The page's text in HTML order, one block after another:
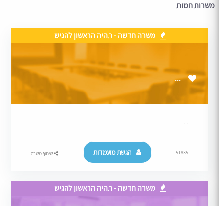
משרות חמות
משרה חדשה - תהיה הראשון להגיש
...
...
51835 הגשת מועמדות שיתוף משרה
משרה חדשה - תהיה הראשון להגיש